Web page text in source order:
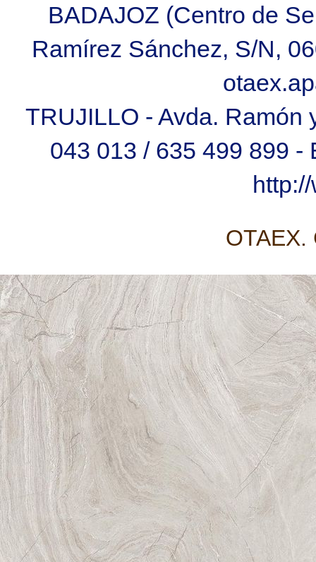
BADAJOZ (Centro de
Ramírez Sánchez, S/N,
TRUJILLO - Avda. Ramón
043 013 / 635 499 899 -